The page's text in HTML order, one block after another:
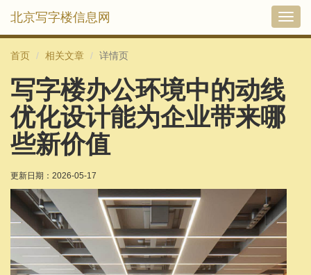
切
北京写字楼信息网
首页 相关文章 详情页
写字楼办公环境中的动线
优化设计能为企业带来哪
些新价值
更新日期： 2026-05-17